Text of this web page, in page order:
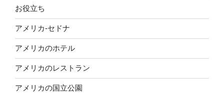
お役立ち
アメリカ-セドナ
アメリカのホテル
アメリカのレストラン
アメリカの国立公園